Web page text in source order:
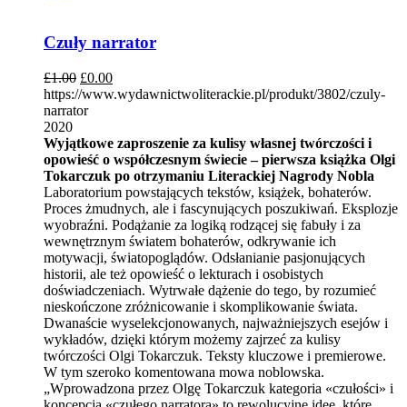
Czuły narrator
£1.00 £0.00
https://www.wydawnictwoliterackie.pl/produkt/3802/czuly-
narrator
2020
Wyjątkowe zaproszenie za kulisy własnej twórczości i
opowieść o współczesnym świecie – pierwsza książka Olgi
Tokarczuk po otrzymaniu Literackiej Nagrody Nobla
Laboratorium powstających tekstów, książek, bohaterów.
Proces żmudnych, ale i fascynujących poszukiwań. Eksplozje
wyobraźni. Podążanie za logiką rodzącej się fabuły i za
wewnętrznym światem bohaterów, odkrywanie ich
motywacji, światopoglądów. Odsłanianie pasjonujących
historii, ale też opowieść o lekturach i osobistych
doświadczeniach. Wytrwałe dążenie do tego, by rozumieć
nieskończone zróżnicowanie i skomplikowanie świata.
Dwanaście wyselekcjonowanych, najważniejszych esejów i
wykładów, dzięki którym możemy zajrzeć za kulisy
twórczości Olgi Tokarczuk. Teksty kluczowe i premierowe.
W tym szeroko komentowana mowa noblowska.
„Wprowadzona przez Olgę Tokarczuk kategoria «czułości» i